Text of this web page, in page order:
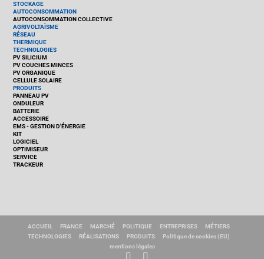
STOCKAGE
AUTOCONSOMMATION
AUTOCONSOMMATION COLLECTIVE
AGRIVOLTAÏSME
RÉSEAU
THERMIQUE
TECHNOLOGIES
PV SILICIUM
PV COUCHES MINCES
PV ORGANIQUE
CELLULE SOLAIRE
PRODUITS
PANNEAU PV
ONDULEUR
BATTERIE
ACCESSOIRE
EMS - GESTION D'ÉNERGIE
KIT
LOGICIEL
OPTIMISEUR
SERVICE
TRACKEUR
ACCUEIL FRANCE MARCHÉ POLITIQUE ENTREPRISES
MÉTIERS
TECHNOLOGIES
RÉALISATIONS PRODUITS
Politique de cookies (EU)
mentions légales